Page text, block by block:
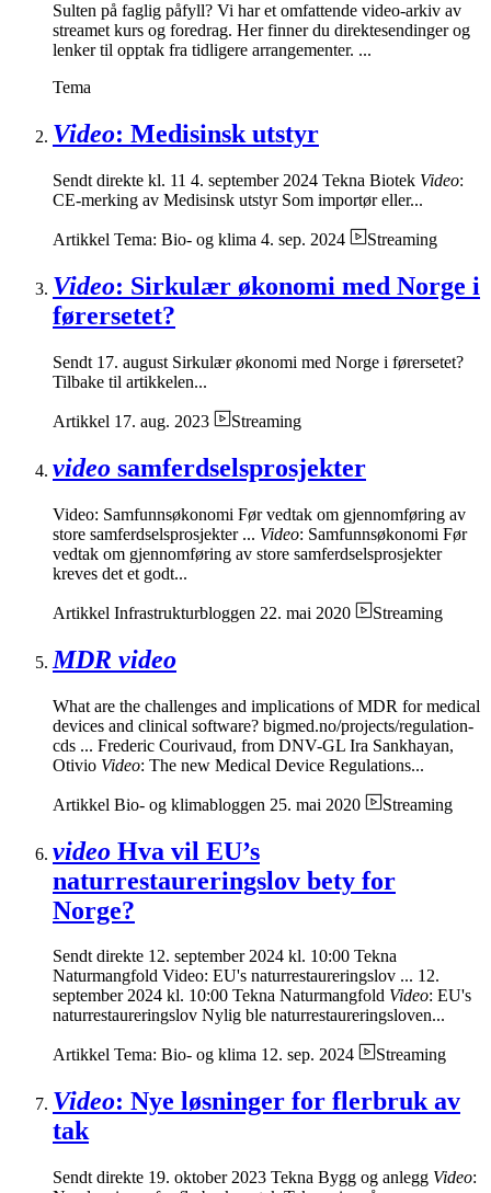
Sulten på faglig påfyll? Vi har et omfattende video-arkiv av
streamet kurs og foredrag. Her finner du direktesendinger og
lenker til opptak fra tidligere arrangementer. ...
Tema
Video: Medisinsk utstyr
Sendt direkte kl. 11 4. september 2024 Tekna Biotek Video:
CE-merking av Medisinsk utstyr Som importør eller...
Artikkel Tema: Bio- og klima 4. sep. 2024 Streaming
Video: Sirkulær økonomi med Norge i
førersetet?
Sendt 17. august Sirkulær økonomi med Norge i førersetet?
Tilbake til artikkelen...
Artikkel 17. aug. 2023 Streaming
video samferdselsprosjekter
Video: Samfunnsøkonomi Før vedtak om gjennomføring av
store samferdselsprosjekter ... Video: Samfunnsøkonomi Før
vedtak om gjennomføring av store samferdselsprosjekter
kreves det et godt...
Artikkel Infrastrukturbloggen 22. mai 2020 Streaming
MDR video
What are the challenges and implications of MDR for medical
devices and clinical software? bigmed.no/projects/regulation-
cds ... Frederic Courivaud, from DNV-GL Ira Sankhayan,
Otivio Video: The new Medical Device Regulations...
Artikkel Bio- og klimabloggen 25. mai 2020 Streaming
video Hva vil EU’s
naturrestaureringslov bety for
Norge?
Sendt direkte 12. september 2024 kl. 10:00 Tekna
Naturmangfold Video: EU's naturrestaureringslov ... 12.
september 2024 kl. 10:00 Tekna Naturmangfold Video: EU's
naturrestaureringslov Nylig ble naturrestaureringsloven...
Artikkel Tema: Bio- og klima 12. sep. 2024 Streaming
Video: Nye løsninger for flerbruk av
tak
Sendt direkte 19. oktober 2023 Tekna Bygg og anlegg Video: